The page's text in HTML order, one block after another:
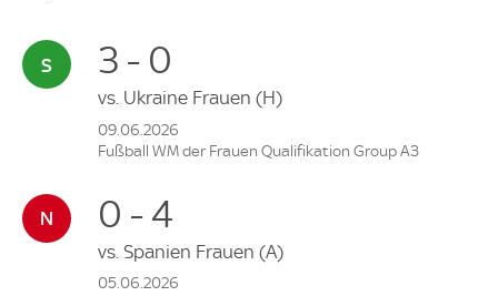
3 - 0
vs. Ukraine Frauen (H)
09.06.2026
Fußball WM der Frauen Qualifikation Group A3
0 - 4
vs. Spanien Frauen (A)
05.06.2026